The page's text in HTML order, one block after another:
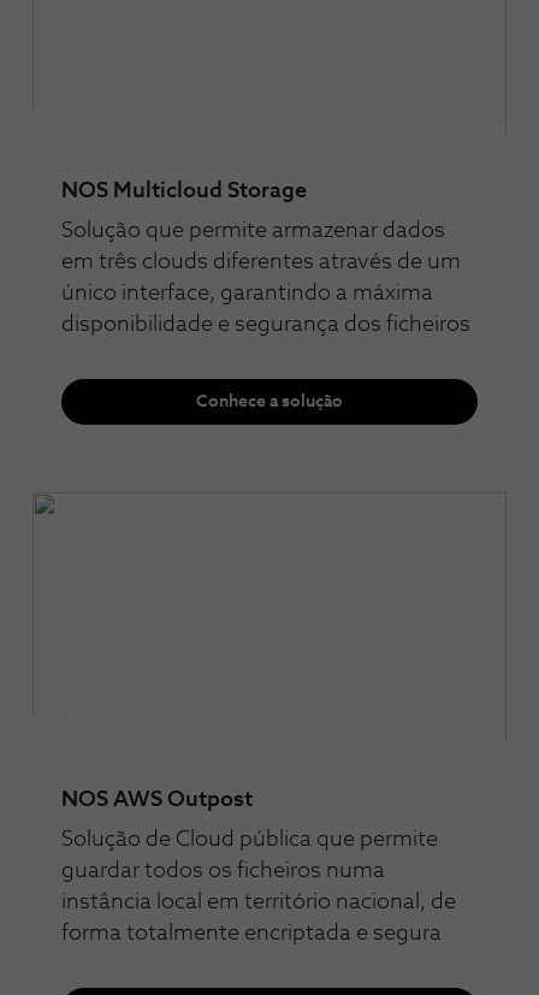
NOS Multicloud Storage
Solução que permite armazenar dados
em três clouds diferentes através de um
único interface, garantindo a máxima
disponibilidade e segurança dos ficheiros
Conhece a solução
NOS AWS Outpost
Solução de Cloud pública que permite
guardar todos os ficheiros numa
instância local em território nacional, de
forma totalmente encriptada e segura